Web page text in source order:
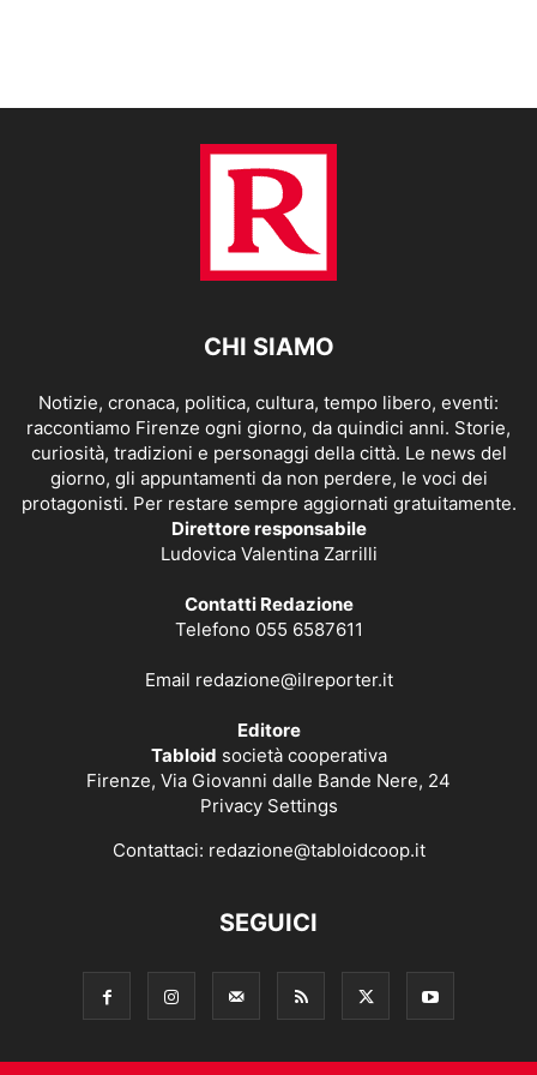
CHI SIAMO
Notizie, cronaca, politica, cultura, tempo libero, eventi:
raccontiamo Firenze ogni giorno, da quindici anni. Storie,
curiosità, tradizioni e personaggi della città. Le news del
giorno, gli appuntamenti da non perdere, le voci dei
protagonisti. Per restare sempre aggiornati gratuitamente.
Direttore responsabile
Ludovica Valentina Zarrilli
Contatti Redazione
Telefono 055 6587611
Email redazione@ilreporter.it
Editore
Tabloid società cooperativa
Firenze, Via Giovanni dalle Bande Nere, 24
Privacy Settings
Contattaci: redazione@tabloidcoop.it
SEGUICI